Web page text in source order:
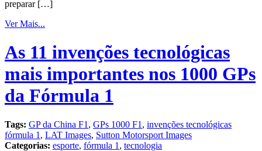
preparar […]
Ver Mais...
As 11 invenções tecnológicas
mais importantes nos 1000 GPs
da Fórmula 1
Tags: GP da China F1 , GPs 1000 F1 , invenções tecnológicas
fórmula 1 , LAT Images, Sutton Motorsport Images
Categorias: esporte, fórmula 1 , tecnologia